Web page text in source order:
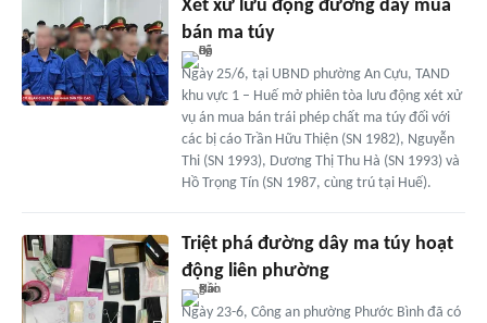
Xét xử lưu động đường dây mua
bán ma túy
Ngày 25/6, tại UBND phường An Cựu, TAND
khu vực 1 – Huế mở phiên tòa lưu động xét xử
vụ án mua bán trái phép chất ma túy đối với
các bị cáo Trần Hữu Thiện (SN 1982), Nguyễn
Thi (SN 1993), Dương Thị Thu Hà (SN 1993) và
Hồ Trọng Tín (SN 1987, cùng trú tại Huế).
Triệt phá đường dây ma túy hoạt
động liên phường
Ngày 23-6, Công an phường Phước Bình đã có